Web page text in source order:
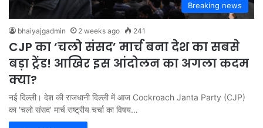
Breaking news
bhaiyajgadmin 2 weeks ago 241
CJP का ‘चलो संसद’ मार्च बना देश का सबसे
बड़ा ट्रेंड! आखिर इस आंदोलन का अगला कदम
क्या?
नई दिल्ली। देश की राजधानी दिल्ली में आज Cockroach Janta Party (CJP)
का ‘चलो संसद’ मार्च राष्ट्रीय चर्चा का विषय…